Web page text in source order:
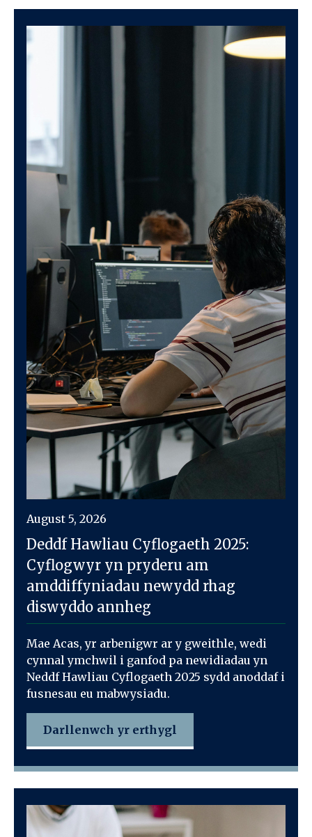
August 5, 2026
Deddf Hawliau Cyflogaeth 2025:
Cyflogwyr yn pryderu am
amddiffyniadau newydd rhag
diswyddo annheg
Mae Acas, yr arbenigwr ar y gweithle, wedi
cynnal ymchwil i ganfod pa newidiadau yn
Neddf Hawliau Cyflogaeth 2025 sydd anoddaf i
fusnesau eu mabwysiadu.
Darllenwch yr erthygl